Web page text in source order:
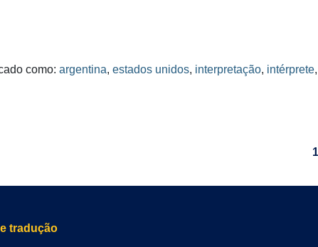
como: argentina, estados unidos, interpretação, intérprete,
1
tradução